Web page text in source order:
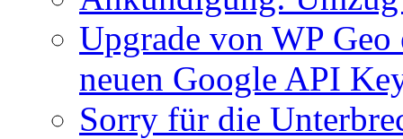
Upgrade von WP
neuen Google API
Sorry für die